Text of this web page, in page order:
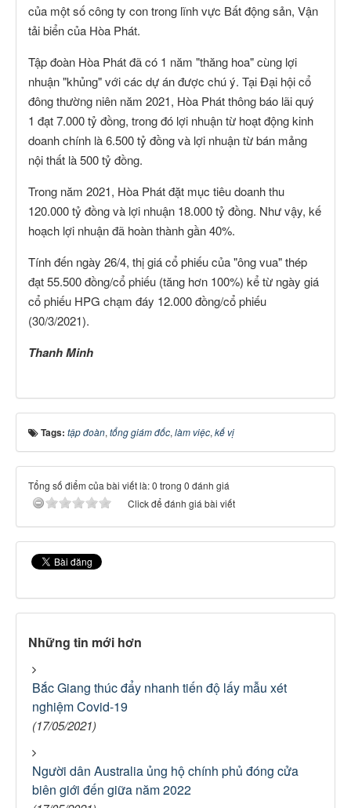
của một số công ty con trong lĩnh vực Bất động sản, Vận
tải biển của Hòa Phát.
Tập đoàn Hòa Phát đã có 1 năm "thăng hoa" cùng lợi
nhuận "khủng" với các dự án được chú ý. Tại Đại hội cổ
đông thường niên năm 2021, Hòa Phát thông báo lãi quý
1 đạt 7.000 tỷ đồng, trong đó lợi nhuận từ hoạt động kinh
doanh chính là 6.500 tỷ đồng và lợi nhuận từ bán mảng
nội thất là 500 tỷ đồng.
Trong năm 2021, Hòa Phát đặt mục tiêu doanh thu
120.000 tỷ đồng và lợi nhuận 18.000 tỷ đồng. Như vậy, kế
hoạch lợi nhuận đã hoàn thành gần 40%.
Tính đến ngày 26/4, thị giá cổ phiếu của "ông vua" thép
đạt 55.500 đồng/cổ phiếu (tăng hơn 100%) kể từ ngày giá
cổ phiếu HPG chạm đáy 12.000 đồng/cổ phiếu
(30/3/2021).
Thanh Minh
Tags: tập đoàn, tổng giám đốc, làm việc, kế vị
Tổng số điểm của bài viết là: 0 trong 0 đánh giá
Click để đánh giá bài viết
Những tin mới hơn
Bắc Giang thúc đẩy nhanh tiến độ lấy mẫu xét
nghiệm Covid-19
(17/05/2021)
Người dân Australia ủng hộ chính phủ đóng cửa
biên giới đến giữa năm 2022